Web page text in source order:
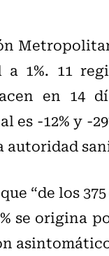
1%. 11
en 14
-12% y -
autoridad
“de los
se origina